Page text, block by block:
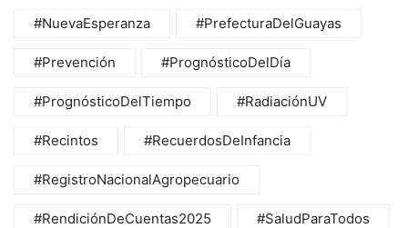
#NuevaEsperanza #PrefecturaDelGuayas
#Prevención #PrognósticoDelDía
#PrognósticoDelTiempo #RadiaciónUV
#Recintos #RecuerdosDeInfancia
#RegistroNacionalAgropecuario
#RendiciónDeCuentas2025 #SaludParaTodos